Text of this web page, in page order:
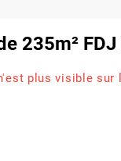
235m²
plus visible sur